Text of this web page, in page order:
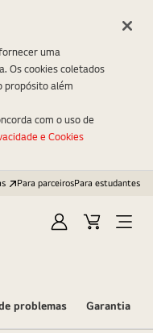
Para parceirosPara estudantes
EntrarCarrinhoOpen
problemas Garantia
uma
Os cookies coletados
propósito além
com o uso de
e Cookies